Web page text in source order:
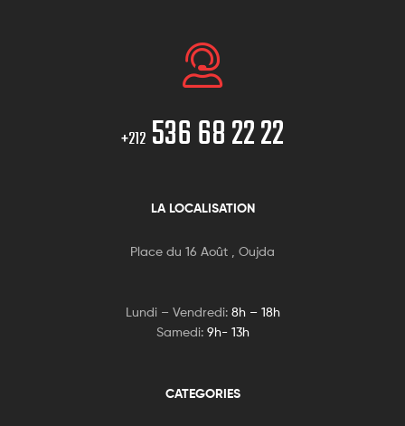
+212 536 68 22 22
LA LOCALISATION
Place du 16 Août , Oujda
Lundi – Vendredi: 8h – 18h
Samedi: 9h- 13h
CATEGORIES